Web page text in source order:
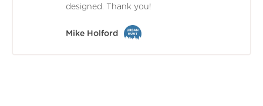
designed. Thank you!
Mike Holford